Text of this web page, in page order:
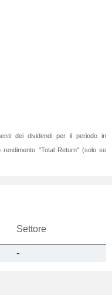
dei dividendi per il periodo in
"Total Return" (solo se
Settore
-